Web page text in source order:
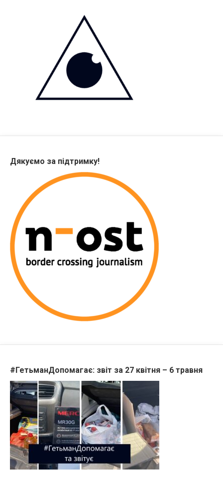
Дякуємо за підтримку!
#ГетьманДопомагає: звіт за 27 квітня – 6 травня